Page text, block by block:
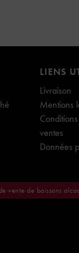
LIENS
Livraison
Mentions
ventes
Données
vente de boissons